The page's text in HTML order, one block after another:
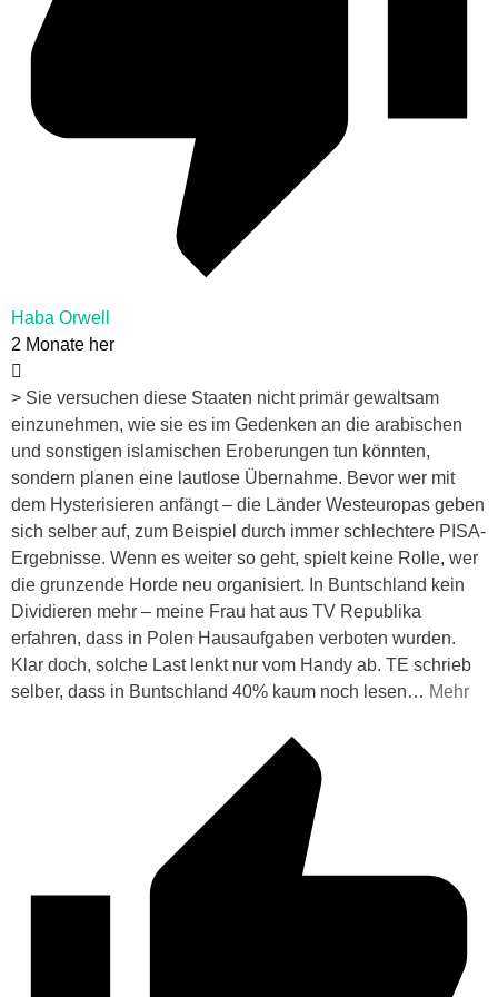
Haba Orwell
2 Monate her
> Sie versuchen diese Staaten nicht primär gewaltsam
einzunehmen, wie sie es im Gedenken an die arabischen
und sonstigen islamischen Eroberungen tun könnten,
sondern planen eine lautlose Übernahme. Bevor wer mit
dem Hysterisieren anfängt – die Länder Westeuropas geben
sich selber auf, zum Beispiel durch immer schlechtere PISA-
Ergebnisse. Wenn es weiter so geht, spielt keine Rolle, wer
die grunzende Horde neu organisiert. In Buntschland kein
Dividieren mehr – meine Frau hat aus TV Republika
erfahren, dass in Polen Hausaufgaben verboten wurden.
Klar doch, solche Last lenkt nur vom Handy ab. TE schrieb
selber, dass in Buntschland 40% kaum noch lesen… Mehr